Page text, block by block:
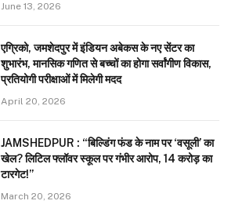
June 13, 2026
एग्रिको, जमशेदपुर में इंडियन अबेकस के नए सेंटर का
शुभारंभ, मानसिक गणित से बच्चों का होगा सर्वांगीण विकास,
प्रतियोगी परीक्षाओं में मिलेगी मदद
April 20, 2026
JAMSHEDPUR : “बिल्डिंग फंड के नाम पर ‘वसूली’ का
खेल? लिटिल फ्लॉवर स्कूल पर गंभीर आरोप, 14 करोड़ का
टारगेट!”
March 20, 2026